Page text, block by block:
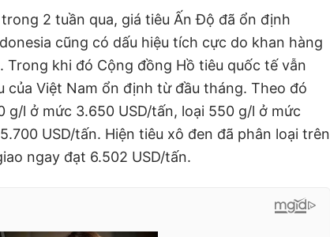
2 tuần qua, giá tiêu Ấn Độ đã ổn định
cũng có dấu hiệu tích cực do khan hàng
Trong khi đó Cộng đồng Hồ tiêu quốc tế vẫn
của Việt Nam ổn định từ đầu tháng. Theo đó
g/l ở mức 3.650 USD/tấn, loại 550 g/l ở mức
USD/tấn. Hiện tiêu xô đen đã phân loại trên
ngay đạt 6.502 USD/tấn.